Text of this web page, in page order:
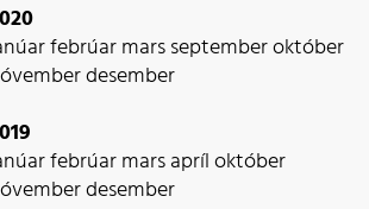
febrúarmarsseptemberoktóber
desember
febrúarmarsapríloktóber
desember